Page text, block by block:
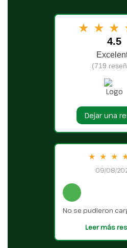
★ ★ ★
4.5
(719
Dejar una
★ ★ ★
09/08/
No se pudieron
Leer más